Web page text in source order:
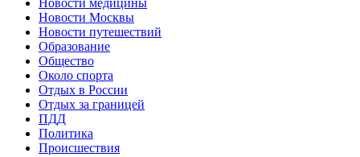
Новости медицины
Новости Москвы
Новости путешествий
Образование
Общество
Около спорта
Отдых в России
Отдых за границей
ПДД
Политика
Происшествия